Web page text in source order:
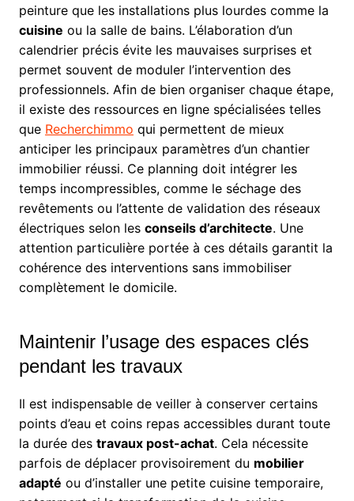
peinture que les installations plus lourdes comme la
cuisine ou la salle de bains. L’élaboration d’un
calendrier précis évite les mauvaises surprises et
permet souvent de moduler l’intervention des
professionnels. Afin de bien organiser chaque étape,
il existe des ressources en ligne spécialisées telles
que Recherchimmo qui permettent de mieux
anticiper les principaux paramètres d’un chantier
immobilier réussi. Ce planning doit intégrer les
temps incompressibles, comme le séchage des
revêtements ou l’attente de validation des réseaux
électriques selon les conseils d’architecte. Une
attention particulière portée à ces détails garantit la
cohérence des interventions sans immobiliser
complètement le domicile.
Maintenir l’usage des espaces clés
pendant les travaux
Il est indispensable de veiller à conserver certains
points d’eau et coins repas accessibles durant toute
la durée des travaux post-achat. Cela nécessite
parfois de déplacer provisoirement du mobilier
adapté ou d’installer une petite cuisine temporaire,